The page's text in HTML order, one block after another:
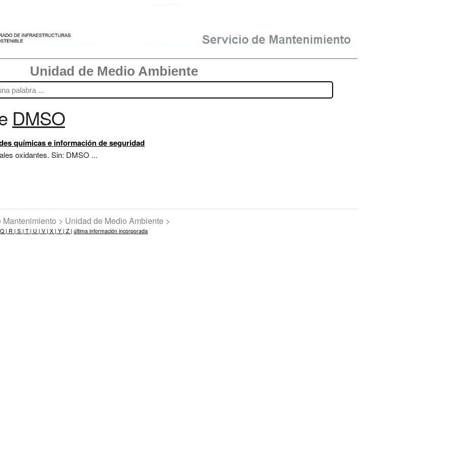
Unidad de Medio Ambiente
DMSO
químicas e información de seguridad
oxidantes. Sin: DMSO ...
> Unidad de Medio Ambiente >
Q | R | S | T | U | V | X | Y | Z | última información incorporada